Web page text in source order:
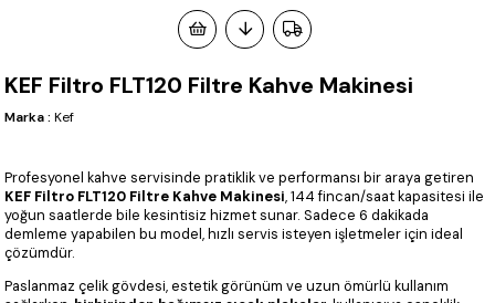
KEF Filtro FLT120 Filtre Kahve Makinesi
Marka : Kef
Profesyonel kahve servisinde pratiklik ve performansı bir araya getiren
KEF Filtro FLT120 Filtre Kahve Makinesi, 144 fincan/saat kapasitesi ile
yoğun saatlerde bile kesintisiz hizmet sunar. Sadece 6 dakikada
demleme yapabilen bu model, hızlı servis isteyen işletmeler için ideal
çözümdür.
Paslanmaz çelik gövdesi, estetik görünüm ve uzun ömürlü kullanım